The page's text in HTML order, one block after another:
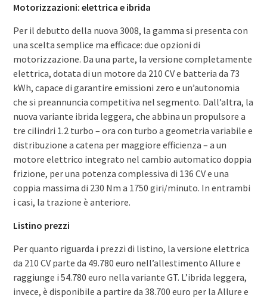
Motorizzazioni: elettrica e ibrida
Per il debutto della nuova 3008, la gamma si presenta con
una scelta semplice ma efficace: due opzioni di
motorizzazione. Da una parte, la versione completamente
elettrica, dotata di un motore da 210 CV e batteria da 73
kWh, capace di garantire emissioni zero e un’autonomia
che si preannuncia competitiva nel segmento. Dall’altra, la
nuova variante ibrida leggera, che abbina un propulsore a
tre cilindri 1.2 turbo – ora con turbo a geometria variabile e
distribuzione a catena per maggiore efficienza – a un
motore elettrico integrato nel cambio automatico doppia
frizione, per una potenza complessiva di 136 CV e una
coppia massima di 230 Nm a 1750 giri/minuto. In entrambi
i casi, la trazione è anteriore.
Listino prezzi
Per quanto riguarda i prezzi di listino, la versione elettrica
da 210 CV parte da 49.780 euro nell’allestimento Allure e
raggiunge i 54.780 euro nella variante GT. L’ibrida leggera,
invece, è disponibile a partire da 38.700 euro per la Allure e